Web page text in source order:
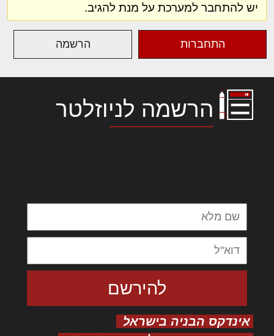
יש להתחבר למערכת על מנת להגיב.
התחברות הרשמה
הרשמה לניוזלטר
אינדקס הבניה בישראל